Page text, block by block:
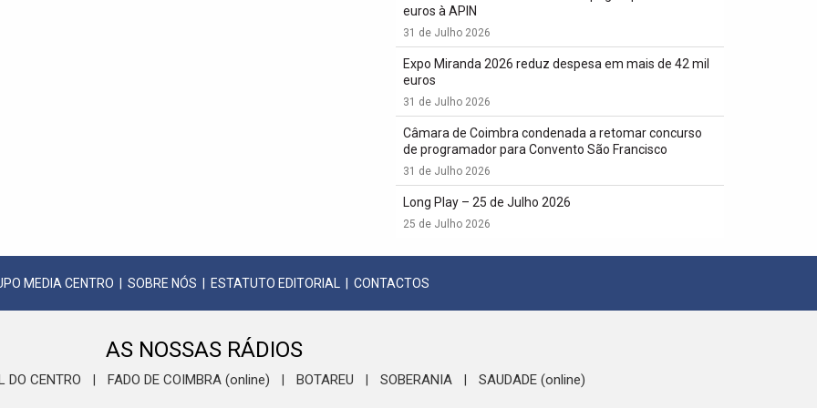
euros à APIN
31 de Julho 2026
Expo Miranda 2026 reduz despesa em mais de 42 mil
euros
31 de Julho 2026
Câmara de Coimbra condenada a retomar concurso
de programador para Convento São Francisco
31 de Julho 2026
Long Play – 25 de Julho 2026
25 de Julho 2026
MEDIA CENTRO SOBRE NÓS ESTATUTO EDITORIAL CONTACTOS
AS NOSSAS RÁDIOS
DO CENTRO FADO DE COIMBRA (online) BOTAREU SOBERANIA SAUDADE (online)